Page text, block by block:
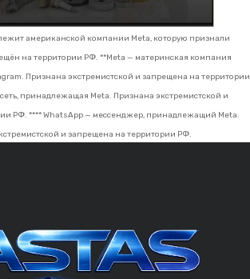
американской компании Meta, которую признали
на территории РФ. **Meta — материнская компания
Признана экстремистской и запрещена на территории
принадлежащая Meta. Признана экстремистской и
РФ. **** WhatsApp — мессенджер, принадлежащий Meta.
и запрещена на территории РФ.